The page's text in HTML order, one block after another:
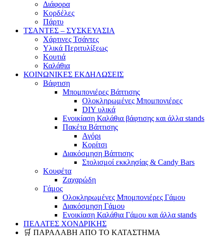
Διάφορα
Κορδέλες
Πάρτυ
ΤΣΑΝΤΕΣ – ΣΥΣΚΕΥΑΣΙΑ
Χάρτινες Τσάντες
Υλικά Περιτυλίξεως
Κουτιά
Καλάθια
ΚΟΙΝΩΝΙΚΕΣ ΕΚΔΗΛΩΣΕΙΣ
Βάφτιση
Μπομπονιέρες Βάπτισης
Ολοκληρωμένες Μπομπονιέρες
DIY υλικά
Ενοικίαση Καλάθια βάφτισης και άλλα stands
Πακέτα Βάπτισης
Αγόρι
Κορίτσι
Διακόσμηση Βάπτισης
Στολισμοί εκκλησίας & Candy Bars
Κουφέτα
Ζαχαρώδη
Γάμος
Ολοκληρωμένες Μπομπονιέρες Γάμου
Διακόσμηση Γάμου
Ενοικίαση Καλάθια Γάμου και άλλα stands
ΠΕΛΑΤΕΣ ΧΟΝΔΡΙΚΗΣ
🛒 ΠΑΡΑΛΑΒΗ ΑΠΟ ΤΟ ΚΑΤΑΣΤΗΜΑ